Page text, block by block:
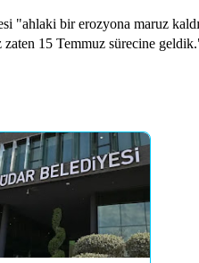
"ahlaki bir erozyona maruz
zaten 15 Temmuz sürecine